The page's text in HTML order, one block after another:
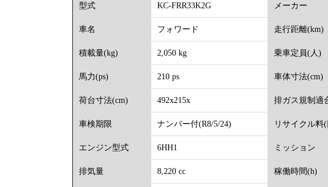
型式 KC-FRR33K2G メーカー
車名 フォワード 走行距離(km)
積載量(kg) 2,050 kg 乗車定員(人)
馬力(ps) 210 ps 車体寸法(cm)
荷台寸法(cm) 492x215x 排ガス規制適
車検期限 ナンバー付(R8/5/24) リサイクル料
エンジン型式 6HH1 ミッション
排気量 8,220 cc 稼働時間(h)